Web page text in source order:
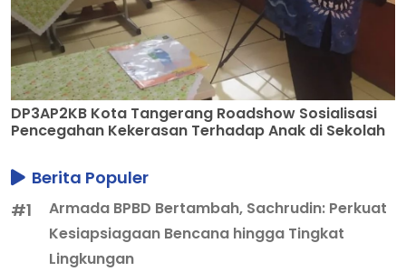
DP3AP2KB Kota Tangerang Roadshow Sosialisasi
Pencegahan Kekerasan Terhadap Anak di Sekolah
Berita Populer
#1
Armada BPBD Bertambah, Sachrudin: Perkuat
Kesiapsiagaan Bencana hingga Tingkat
Lingkungan